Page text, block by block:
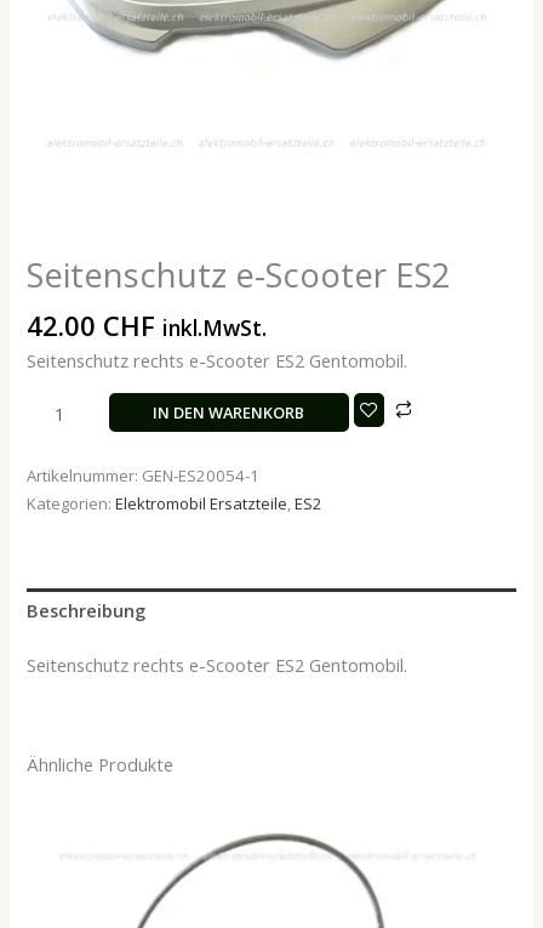
Seitenschutz e-Scooter ES2
42.00 CHF inkl.MwSt.
Seitenschutz rechts e-Scooter ES2 Gentomobil.
IN DEN WARENKORB
Artikelnummer: GEN-ES20054-1
Kategorien:Elektromobil Ersatzteile,ES2
Beschreibung
Seitenschutz rechts e-Scooter ES2 Gentomobil.
Ähnliche Produkte